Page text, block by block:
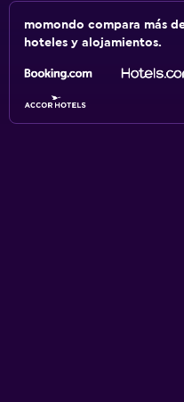
momondo compara más
hoteles y alojamientos.